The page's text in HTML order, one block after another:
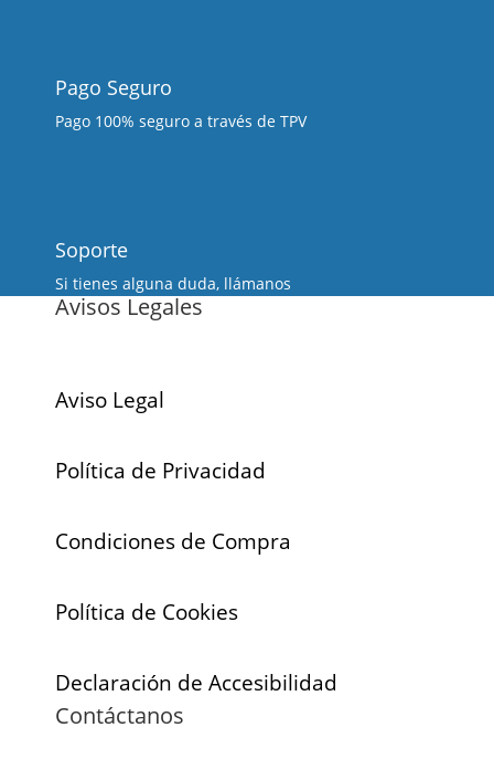
Pago Seguro
Pago 100% seguro a través de TPV
Soporte
Si tienes alguna duda, llámanos
Avisos Legales
Aviso Legal
Política de Privacidad
Condiciones de Compra
Política de Cookies
Declaración de Accesibilidad
Contáctanos